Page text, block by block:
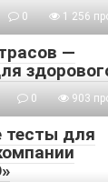
0 1 256
—
0 903
тесты для